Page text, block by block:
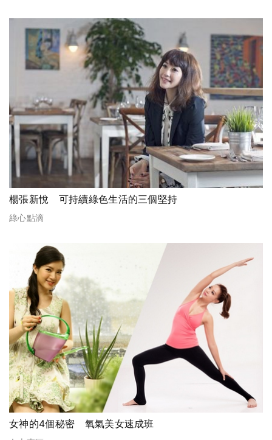
楊張新悅 可持續綠色生活的三個堅持
綠心點滴
女神的4個秘密 氧氣美女速成班